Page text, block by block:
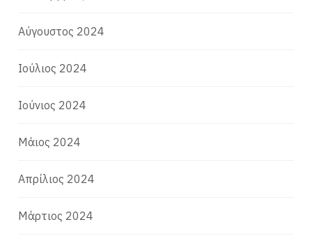
Αύγουστος 2024
Ιούλιος 2024
Ιούνιος 2024
Μάιος 2024
Απρίλιος 2024
Μάρτιος 2024